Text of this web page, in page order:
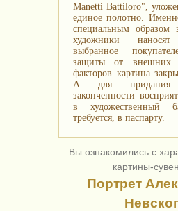
Manetti Battiloro",
единое полотно.
специальным образом
художники наносят
выбранное
защиты от внешних
факторов картина
А для придания
законченности
в художественный
требуется, в паспарту.
Вы ознакомились с
картины-
Портрет